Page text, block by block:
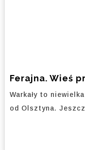
Ferajna. Wieś
Warkały to
od Olsztyna.